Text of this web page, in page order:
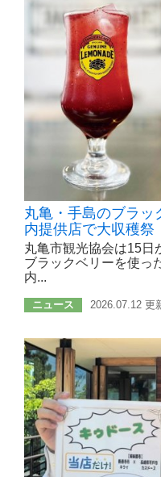
丸亀・手島のブラ
内提供店で大収穫
丸亀市観光協会は15日
ブラックベリーを使っ
内...
ニュース 2026.07.12 更